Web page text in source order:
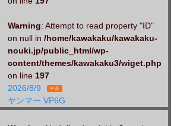
Warning: Attempt to read property "ID"
on null in /home/kawakaku/kawakaku-
nouki.jp/public_html/wp-
content/themes/kawakaku3/wiget.php
on line 197
2026/8/9
中古
ヤンマー VP6G